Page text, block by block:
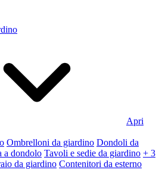
Apri
Ombrelloni da giardino Dondoli da
a dondolo Tavoli e sedie da giardino + 3
da giardino Contenitori da esterno